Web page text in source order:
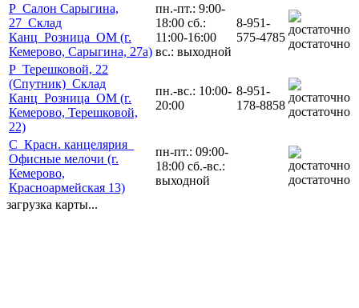
Р_Салон Сарыгина,
27_Склад
Канц_Розница_ОМ (г.
Кемерово, Сарыгина, 27а)
пн.-пт.: 9:00-
18:00 сб.:
11:00-16:00
вс.: выходной
8-951-
575-4785 достаточно
Р_Терешковой, 22
(Спутник)_Склад
Канц_Розница_ОМ (г.
Кемерово, Терешковой,
22)
пн.-вс.: 10:00-
20:00
8-951-
178-8858 достаточно
С_Красн. канцелярия_
Офисные мелочи (г.
Кемерово,
Красноармейская 13)
пн-пт.: 09:00-
18:00 сб.-вс.:
выходной
достаточно
загрузка карты...